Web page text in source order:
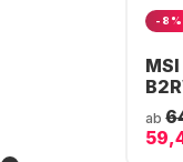
-8%
- 16
ab